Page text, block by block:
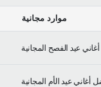
موارد مجانية
الفصح المجانية
عيد الأم المجانية